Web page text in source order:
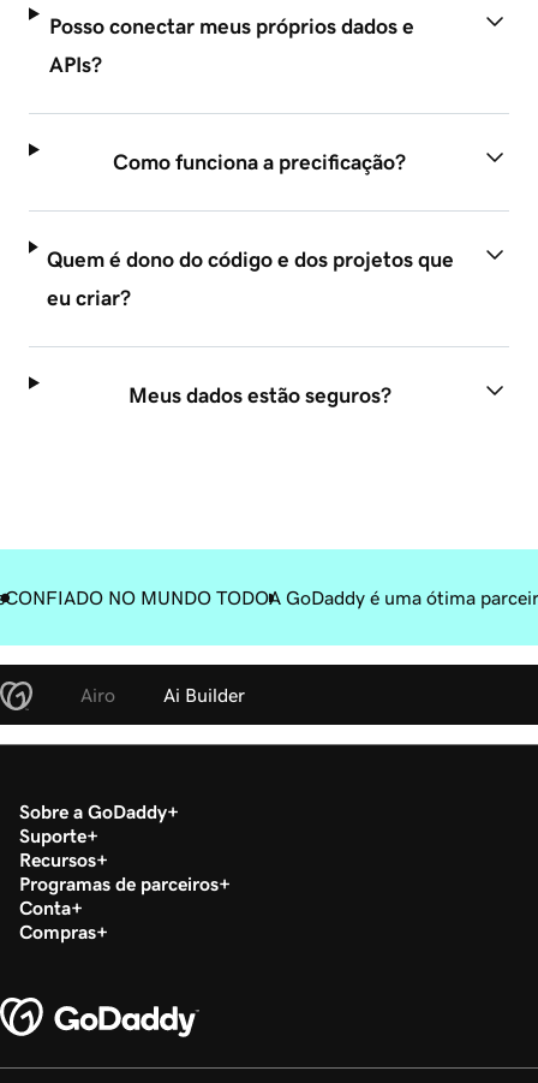
Posso conectar meus próprios dados e
APIs?
Como funciona a precificação?
Quem é dono do código e dos projetos que
eu criar?
Meus dados estão seguros?
CONFIADO NO MUNDO TODOA GoDaddy é uma ótima
Airo Ai Builder
Sobre a GoDaddy
Suporte
Recursos
Programas de parceiros
Conta
Compras